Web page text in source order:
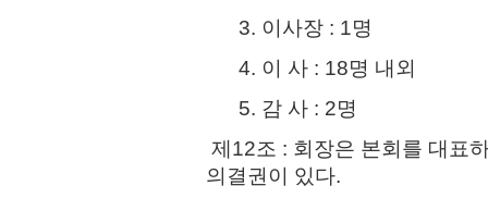
3. 이사장 : 1명
4. 이 사 : 18명 내외
5. 감 사 : 2명
제12조 : 회장은 본회를 대표
의결권이 있다.